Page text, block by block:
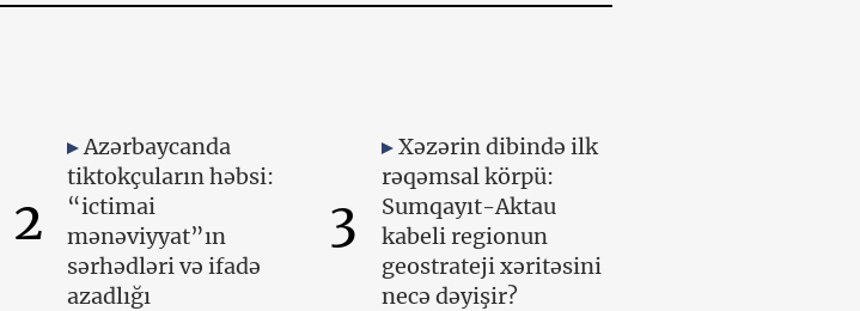
2
Azərbaycanda
tiktokçuların həbsi:
“ictimai
mənəviyyat”ın
sərhədləri və ifadə
azadlığı
3
Xəzərin dibində ilk
rəqəmsal körpü:
Sumqayıt-Aktau
kabeli regionun
geostrateji xəritəsini
necə dəyişir?